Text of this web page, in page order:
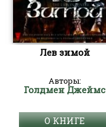
Лев зимой
Авторы:
Голдмен Джеймс
О КНИГЕ